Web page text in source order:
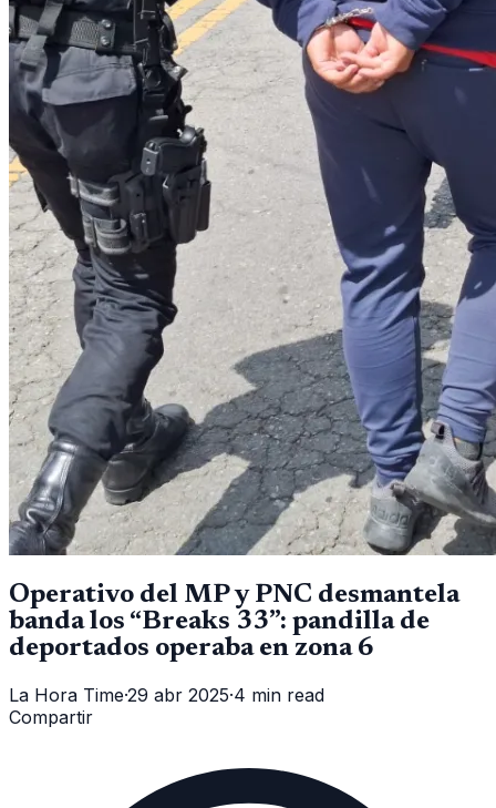
Operativo del MP y PNC desmantela
banda los “Breaks 33”: pandilla de
deportados operaba en zona 6
La Hora Time·29 abr 2025·4 min read
Compartir